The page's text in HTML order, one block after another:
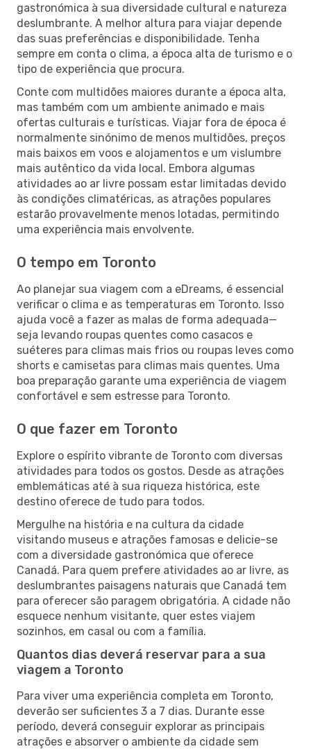
gastronómica à sua diversidade cultural e natureza
deslumbrante. A melhor altura para viajar depende
das suas preferências e disponibilidade. Tenha
sempre em conta o clima, a época alta de turismo e o
tipo de experiência que procura.
Conte com multidões maiores durante a época alta,
mas também com um ambiente animado e mais
ofertas culturais e turísticas. Viajar fora de época é
normalmente sinónimo de menos multidões, preços
mais baixos em voos e alojamentos e um vislumbre
mais autêntico da vida local. Embora algumas
atividades ao ar livre possam estar limitadas devido
às condições climatéricas, as atrações populares
estarão provavelmente menos lotadas, permitindo
uma experiência mais envolvente.
O tempo em Toronto
Ao planejar sua viagem com a eDreams, é essencial
verificar o clima e as temperaturas em Toronto. Isso
ajuda você a fazer as malas de forma adequada—
seja levando roupas quentes como casacos e
suéteres para climas mais frios ou roupas leves como
shorts e camisetas para climas mais quentes. Uma
boa preparação garante uma experiência de viagem
confortável e sem estresse para Toronto.
O que fazer em Toronto
Explore o espírito vibrante de Toronto com diversas
atividades para todos os gostos. Desde as atrações
emblemáticas até à sua riqueza histórica, este
destino oferece de tudo para todos.
Mergulhe na história e na cultura da cidade
visitando museus e atrações famosas e delicie-se
com a diversidade gastronómica que oferece
Canadá. Para quem prefere atividades ao ar livre, as
deslumbrantes paisagens naturais que Canadá tem
para oferecer são paragem obrigatória. A cidade não
esquece nenhum visitante, quer estes viajem
sozinhos, em casal ou com a família.
Quantos dias deverá reservar para a sua
viagem a Toronto
Para viver uma experiência completa em Toronto,
deverão ser suficientes 3 a 7 dias. Durante esse
período, deverá conseguir explorar as principais
atrações e absorver o ambiente da cidade sem